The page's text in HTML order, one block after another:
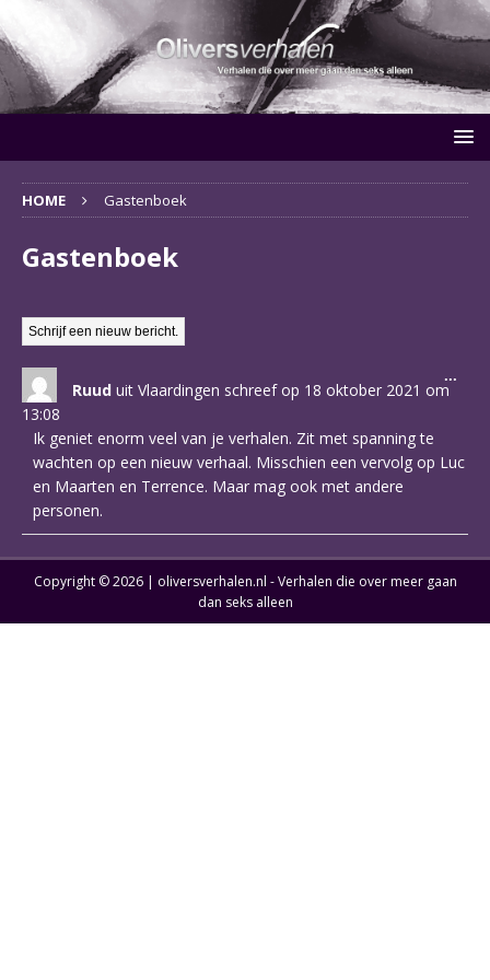
HOME Gastenboek
Gastenboek
Ruud uit Vlaardingen schreef op 18 oktober 2021 om
13:08
Ik geniet enorm veel van je verhalen. Zit met spanning te
wachten op een nieuw verhaal. Misschien een vervolg op Luc
en Maarten en Terrence. Maar mag ook met andere
personen.
...
Copyright © 2026 | oliversverhalen.nl - Verhalen die over meer gaan
dan seks alleen